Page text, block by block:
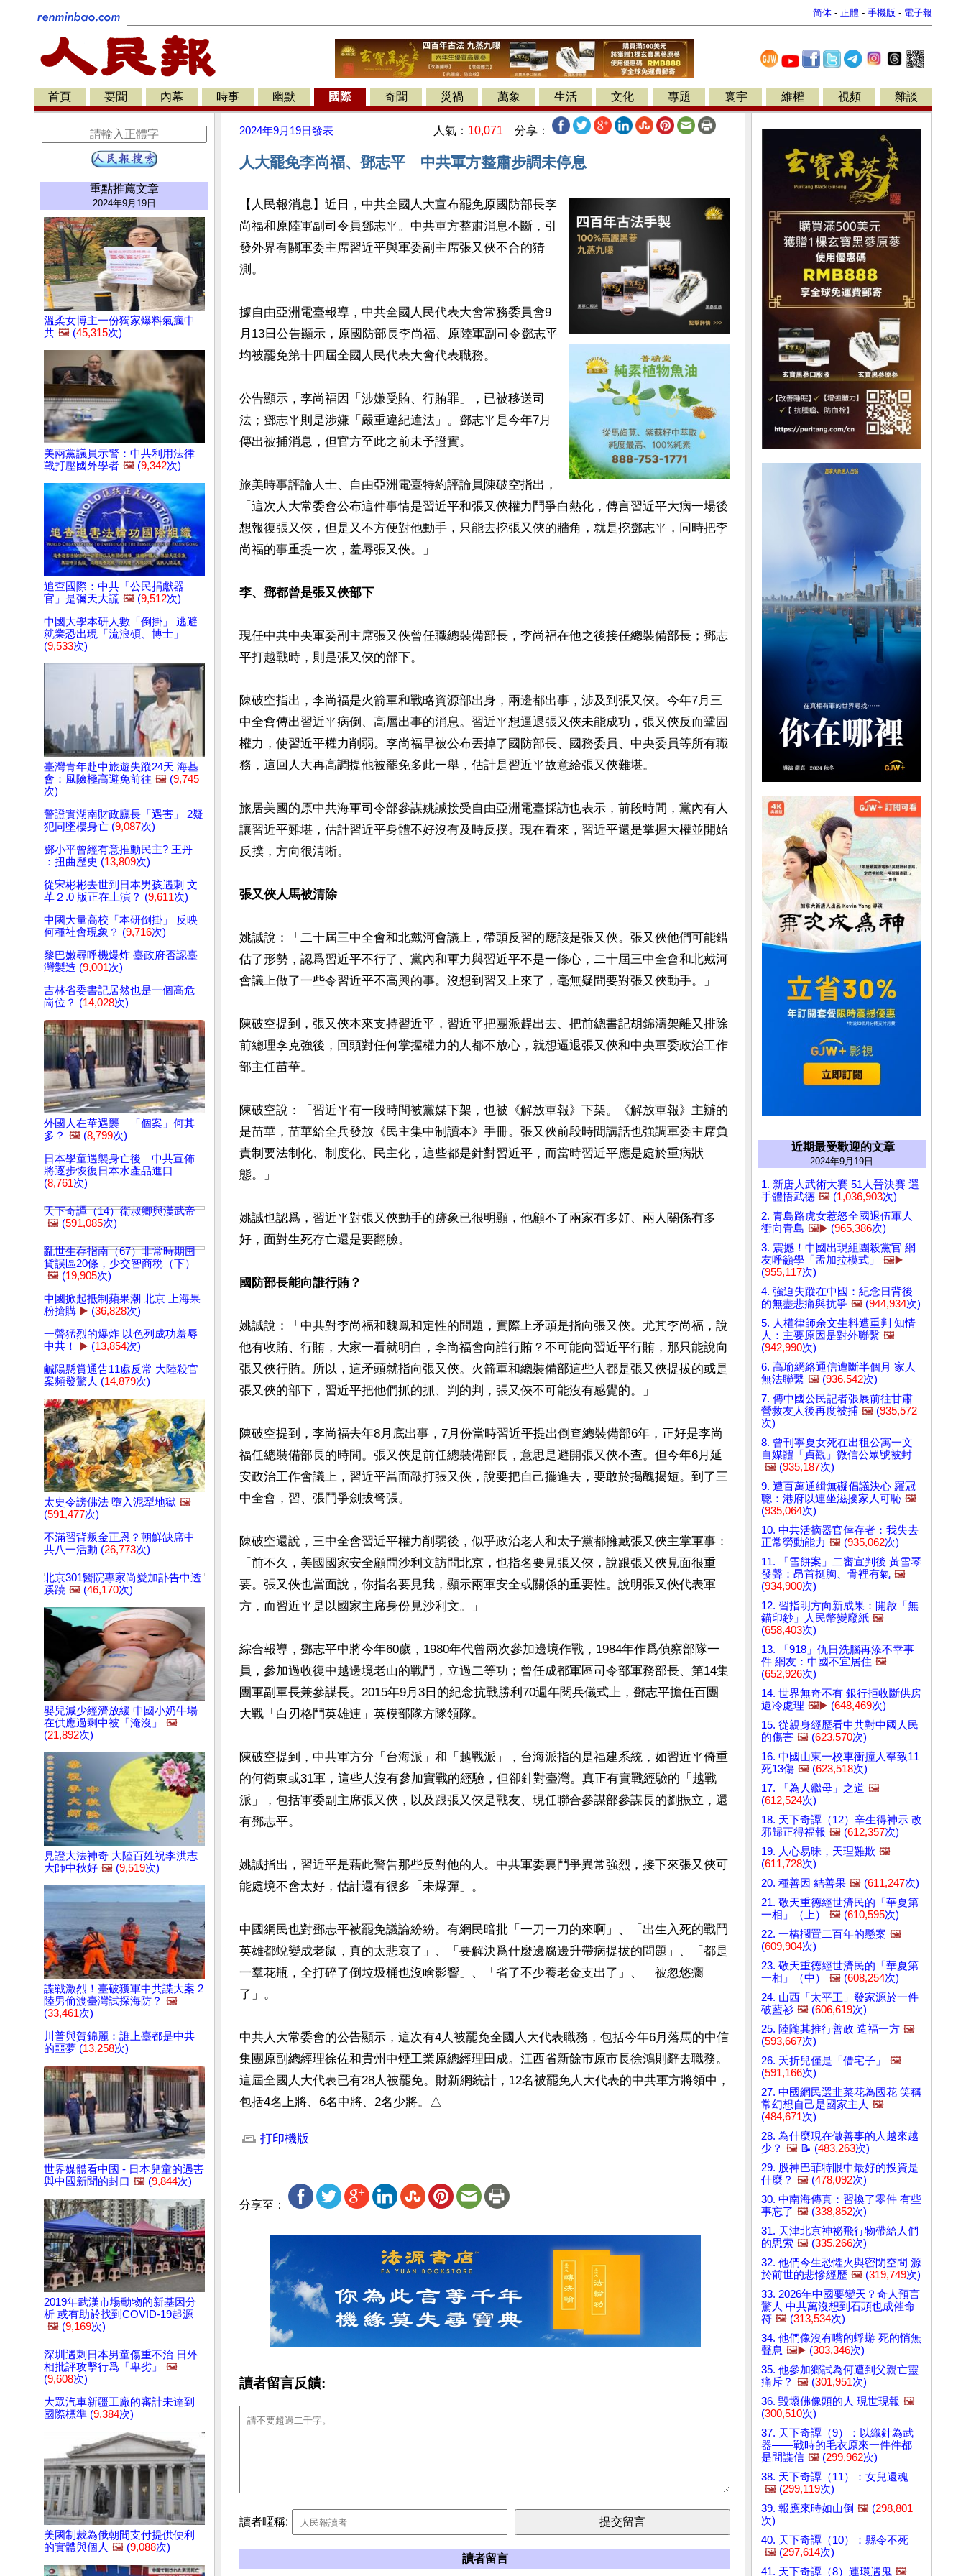
简体 - 正體 - 手機版 - 電子報
首頁 要聞 內幕 時事 幽默 國際 奇聞 災禍 萬象 生活 文化 專題 寰宇 維權 視頻 雜談
重點推薦文章
2024年9月19日
溫柔女博主一份獨家爆料氣瘋中
共 🖼️ (45,315次)
美兩黨議員示警：中共利用法律
戰打壓國外學者 🖼️ (9,342次)
追查國際：中共「公民捐獻器
官」是彌天大謊 🖼️ (9,512次)
中國大學本研人數「倒掛」 逃避
就業恐出現「流浪碩、博士」
(9,533次)
臺灣青年赴中旅遊失蹤24天 海基
會：風險極高避免前往 🖼️ (9,745
次)
警證實湖南財政廳長「遇害」 2疑
犯同墜樓身亡 (9,087次)
鄧小平曾經有意推動民主? 王丹
：扭曲歷史 (13,809次)
從宋彬彬去世到日本男孩遇刺 文
革２.0 版正在上演？ (9,611次)
中國大量高校「本研倒掛」 反映
何種社會現象？ (9,716次)
黎巴嫩尋呼機爆炸 臺政府否認臺
灣製造 (9,001次)
吉林省委書記居然也是一個高危
崗位？ (14,028次)
外國人在華遇襲 「個案」何其
多？ 🖼️ (8,799次)
日本學童遇襲身亡後 中共宣佈
將逐步恢復日本水產品進口
(8,761次)
天下奇譚（14）衛叔卿與漢武帝
🖼️ (591,085次)
亂世生存指南（67）非常時期囤
貨誤區20條，少交智商稅（下）
🖼️ (19,905次)
中國掀起抵制蘋果潮 北京 上海果
粉搶購 ▶️ (36,828次)
一聲猛烈的爆炸 以色列成功羞辱
中共！
▶️ (13,854次)
鹹陽懸賞通告11處反常 大陸殺官
案頻發驚人 (14,879次)
太史令謗佛法 墮入泥犁地獄 🖼️
(591,477次)
不滿習背叛金正恩？朝鮮缺席中
共八一活動 (26,773次)
北京301醫院專家尚愛加訃告中透
蹊蹺 🖼️ (46,170次)
嬰兒減少經濟放緩 中國小奶牛場
在供應過剩中被「淹沒」
🖼️
(21,892次)
見證大法神奇 大陸百姓祝李洪志
大師中秋好 🖼️ (9,519次)
諜戰激烈！臺破獲軍中共諜大案 2
陸男偷渡臺灣試探海防？ 🖼️
(33,461次)
川普與賀錦麗：誰上臺都是中共
的噩夢 (13,258次)
世界媒體看中國 - 日本兒童的遇害
與中國新聞的封口 🖼️ (9,844次)
2019年武漢市場動物的新基因分
析 或有助於找到COVID-19起源
🖼️ (9,169次)
深圳遇刺日本男童傷重不治 日外
相批評攻擊行爲「卑劣」
🖼️
(9,608次)
大眾汽車新疆工廠的審計未達到
國際標準 (9,384次)
美國制裁為俄朝間支付提供便利
的實體與個人 🖼️ (9,088次)
2024年9月19日發表 人氣： 10,071 分享：
人大罷免李尚福、鄧志平 中共軍方整肅步調未停息
【人民報消息】近日，中共全國人大宣布罷免原國防部長李
尚福和原陸軍副司令員鄧志平。中共軍方整肅消息不斷，引
發外界有關軍委主席習近平與軍委副主席張又俠不合的猜
測。
據自由亞洲電臺報導，中共全國人民代表大會常務委員會9
月13日公告顯示，原國防部長李尚福、原陸軍副司令鄧志平
均被罷免第十四屆全國人民代表大會代表職務。
公告顯示，李尚福因「涉嫌受賄、⾏賄罪」，已被移送司
法；鄧志平則是涉嫌「嚴重違紀違法」。鄧志平是今年7月
傳出被捕消息，但官方至此之前未予證實。
旅美時事評論人士、自由亞洲電臺特約評論員陳破空指出，
「這次人大常委會公布這件事情是習近平和張又俠權力鬥爭白熱化，傳言習近平大病一場後
想報復張又俠，但是又不方便對他動手，只能去挖張又俠的牆角，就是挖鄧志平，同時把李
尚福的事重提一次，羞辱張又俠。」
李、鄧都曾是張又俠部下
現任中共中央軍委副主席張又俠曾任職總裝備部長，李尚福在他之後接任總裝備部長；鄧志
平打越戰時，則是張又俠的部下。
陳破空指出，李尚福是火箭軍和戰略資源部出身，兩邊都出事，涉及到張又俠。今年7月三
中全會傳出習近平病倒、高層出事的消息。習近平想逼退張又俠未能成功，張又俠反而鞏固
權力，使習近平權力削弱。李尚福早被公布丟掉了國防部長、國務委員、中央委員等所有職
務，這回人大再高調提他被罷免多此一舉，估計是習近平故意給張又俠難堪。
旅居美國的原中共海軍司令部參謀姚誠接受自由亞洲電臺採訪也表示，前段時間，黨內有人
讓習近平難堪，估計習近平身體不好沒有及時反撲。現在看來，習近平還是掌握大權並開始
反撲，方向很清晰。
張又俠人馬被清除
姚誠說：「二十屆三中全會和北戴河會議上，帶頭反習的應該是張又俠。張又俠他們可能錯
估了形勢，認爲習近平不行了、黨內和軍力與習近平不是一條心，二十屆三中全會和北戴河
會議上做了一些令習近平不高興的事。沒想到習又上來了，毫無疑問要對張又俠動手。」
陳破空提到，張又俠本來支持習近平，習近平把團派趕出去、把前總書記胡錦濤架離又排除
前總理李克強後，回頭對任何掌握權力的人都不放心，就想逼退張又俠和中央軍委政治工作
部主任苗華。
陳破空說：「習近平有一段時間被黨媒下架，也被《解放軍報》下架。《解放軍報》主辦的
是苗華，苗華給全兵發放《民主集中制讀本》手冊。張又俠前段時間講話也強調軍委主席負
責制要法制化、制度化、民主化，這些都是針對習近平，而當時習近平應是處於重病狀
態。」
姚誠也認爲，習近平對張又俠動手的跡象已很明顯，他顧不了兩家有多好、兩人關係有多
好，面對生死存亡還是要翻臉。
國防部長能向誰行賄？
姚誠說：「中共對李尚福和魏鳳和定性的問題，實際上矛頭是指向張又俠。尤其李尚福，說
他有收賄、行賄，大家一看就明白，李尚福會向誰行賄？不可能向習近平行賄，那只能說向
張又俠行賄。所以，這矛頭就指向張又俠。火箭軍和總裝備部這些人都是張又俠提拔的或是
張又俠的部下，習近平把他們抓的抓、判的判，張又俠不可能沒有感覺的。」
陳破空提到，李尚福去年8月底出事，7月份當時習近平提出倒查總裝備部6年，正好是李尚
福任總裝備部長的時間。張又俠是前任總裝備部長，意思是避開張又俠不查。但今年6月延
安政治工作會議上，習近平當面敲打張又俠，說要把自己擺進去，要敢於揭醜揭短。到了三
中全會，習、張鬥爭劍拔弩張。
陳破空還說，三中全會習近平權力削弱後，似乎政治老人和太子黨都擁戴張又俠主掌軍事：
「前不久，美國國家安全顧問沙利文訪問北京，也指名要見張又俠，說跟張又俠見面很重
要。張又俠也當面說，你指名要見我，顯示兩軍安全或關係的重要性。說明張又俠代表軍
方，而習近平是以國家主席身份見沙利文。」
綜合報導，鄧志平中將今年60歲，1980年代曾兩次參加邊境作戰，1984年作爲偵察部隊一
員，參加過收復中越邊境老山的戰鬥，立過二等功；曾任成都軍區司令部軍務部長、第14集
團軍副軍長兼參謀長。2015年9月3日的紀念抗戰勝利70週年閱兵儀式上，鄧志平擔任百團
大戰「白刃格鬥英雄連」英模部隊方隊領隊。
陳破空提到，中共軍方分「台海派」和「越戰派」，台海派指的是福建系統，如習近平倚重
的何衛東或31軍，這些人沒有參加實戰的經驗，但卻針對臺灣。真正有實戰經驗的「越戰
派」，包括軍委副主席張又俠，以及跟張又俠是戰友、現任聯合參謀部參謀長的劉振立，還
有鄧志平。
姚誠指出，習近平是藉此警告那些反對他的人。中共軍委裏鬥爭異常強烈，接下來張又俠可
能處境不會太好，估計還有很多「未爆彈」。
中國網民也對鄧志平被罷免議論紛紛。有網民暗批「一刀一刀的來啊」、「出生入死的戰鬥
英雄都蛻變成老鼠，真的太悲哀了」、「要解決爲什麼邊腐邊升帶病提拔的問題」、「都是
一羣花瓶，全打碎了倒垃圾桶也沒啥影響」、「省了不少養老金支出了」、「被忽悠瘸
了」。
中共人大常委會的公告顯示，這次有4人被罷免全國人大代表職務，包括今年6月落馬的中信
集團原副總經理徐佐和貴州中煙工業原總經理田成。江西省新餘市原市長徐鴻則辭去職務。
這屆全國人大代表已有28人被罷免。財新網統計，12名被罷免人大代表的中共軍方將領中，
包括4名上將、6名中將、2名少將。△
打印機版
分享至：
讀者留言反饋:
讀者暱稱:
讀者留言
近期最受歡迎的文章
2024年9月19日
1. 新唐人武術大賽 51人晉決賽 選
手體悟武德 🖼️ (1,036,903次)
2. 青島路虎女惹怒全國退伍軍人
衝向青島 🖼️▶️ (965,386次)
3. 震撼！中國出現組團殺黨官 網
友呼籲學「孟加拉模式」
🖼️▶️
(955,117次)
4. 強迫失蹤在中國：紀念日背後
的無盡悲痛與抗爭 🖼️ (944,934次)
5. 人權律師余文生料遭重判 知情
人：主要原因是對外聯繫 🖼️
(942,990次)
6. 高瑜網絡通信遭斷半個月 家人
無法聯繫 🖼️ (936,542次)
7. 傳中國公民記者張展前往甘肅
營救友人後再度被捕 🖼️ (935,572
次)
8. 曾刊寧夏女死在出租公寓一文
自媒體「貞觀」微信公眾號被封
🖼️ (935,187次)
9. 遭百萬通緝無礙倡議決心 羅冠
聰：港府以連坐滋擾家人可恥 🖼️
(935,064次)
10. 中共活摘器官倖存者：我失去
正常勞動能力 🖼️ (935,062次)
11. 「雪餅案」二審宣判後 黃雪琴
發聲：昂首挺胸、骨裡有氣 🖼️
(934,900次)
12. 習指明方向新成果：開啟「無
錨印鈔」人民幣變廢紙 🖼️
(658,403次)
13. 「918」仇日洗腦再添不幸事
件 網友：中國不宜居住 🖼️
(652,926次)
14. 世界無奇不有 銀行拒收斷供房
還冷處理 🖼️▶️ (648,469次)
15. 從親身經歷看中共對中國人民
的傷害 🖼️ (623,570次)
16. 中國山東一校車衝撞人羣致11
死13傷 🖼️ (623,518次)
17. 「為人繼母」之道 🖼️
(612,524次)
18. 天下奇譚（12）辛生得神示 改
邪歸正得福報 🖼️ (612,357次)
19. 人心易昧，天理難欺 🖼️
(611,728次)
20. 種善因 結善果 🖼️ (611,247次)
21. 敬天重德經世濟民的「華夏第
一相」（上）
🖼️ (610,595次)
22. 一樁擱置二百年的懸案 🖼️
(609,904次)
23. 敬天重德經世濟民的「華夏第
一相」（中）
🖼️ (608,254次)
24. 山西「太平王」發家源於一件
破藍衫 🖼️ (606,619次)
25. 陸隴其推行善政 造福一方 🖼️
(593,667次)
26. 夭折兒僅是「借宅子」
🖼️
(591,166次)
27. 中國網民選韭菜花為國花 笑稱
常幻想自己是國家主人 🖼️
(484,671次)
28. 為什麼現在做善事的人越來越
少？ 🖼️ 📝 (483,263次)
29. 股神巴菲特眼中最好的投資是
什麼？ 🖼️ (478,092次)
30. 中南海傳真：習換了零件 有些
事忘了 🖼️ (338,852次)
31. 天津北京神祕飛行物帶給人們
的思索 🖼️ (335,266次)
32. 他們今生恐懼火與密閉空間 源
於前世的悲慘經歷 🖼️ (319,749次)
33. 2026年中國要變天？奇人預言
驚人 中共萬沒想到石頭也成催命
符 🖼️ (313,534次)
34. 他們像沒有嘴的蜉蝣 死的悄無
聲息 🖼️▶️ (303,346次)
35. 他參加鄉試為何遭到父親亡靈
痛斥？ 🖼️ (301,951次)
36. 毀壞佛像頭的人 現世現報 🖼️
(300,510次)
37. 天下奇譚（9）：以織針為武
器——戰時的毛衣原來一件件都
是間諜信 🖼️ (299,962次)
38. 天下奇譚（11）：女兒還魂
🖼️ (299,119次)
39. 報應來時如山倒 🖼️ (298,801
次)
40. 天下奇譚（10）：縣令不死
🖼️ (297,614次)
41. 天下奇譚（8）連環遇鬼 🖼️